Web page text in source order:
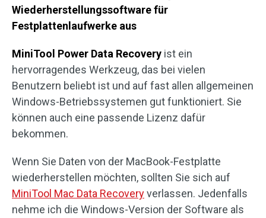
Wiederherstellungssoftware für
Festplattenlaufwerke aus
MiniTool Power Data Recovery ist ein
hervorragendes Werkzeug, das bei vielen
Benutzern beliebt ist und auf fast allen allgemeinen
Windows-Betriebssystemen gut funktioniert. Sie
können auch eine passende Lizenz dafür
bekommen.
Wenn Sie Daten von der MacBook-Festplatte
wiederherstellen möchten, sollten Sie sich auf
MiniTool Mac Data Recoveryverlassen. Jedenfalls
nehme ich die Windows-Version der Software als